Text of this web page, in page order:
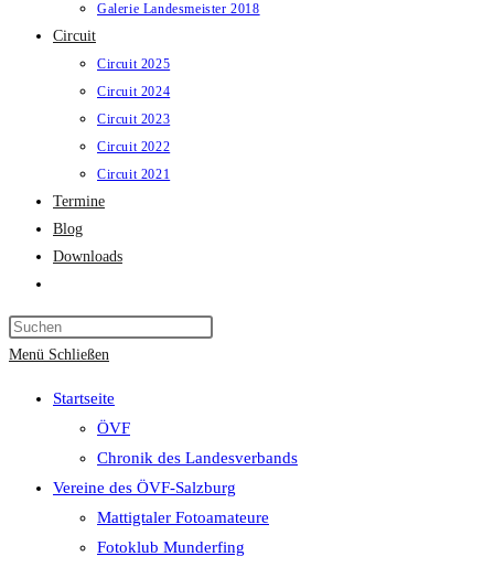
Galerie Landesmeister 2018
Circuit
Circuit 2025
Circuit 2024
Circuit 2023
Circuit 2022
Circuit 2021
Termine
Blog
Downloads
umschalten
search
panel.
Menü Schließen
Startseite
ÖVF
Chronik des Landesverbands
Vereine des ÖVF-Salzburg
Mattigtaler Fotoamateure
Fotoklub Munderfing